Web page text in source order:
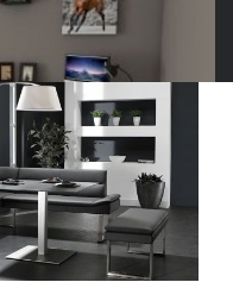
D’ADO ?
9